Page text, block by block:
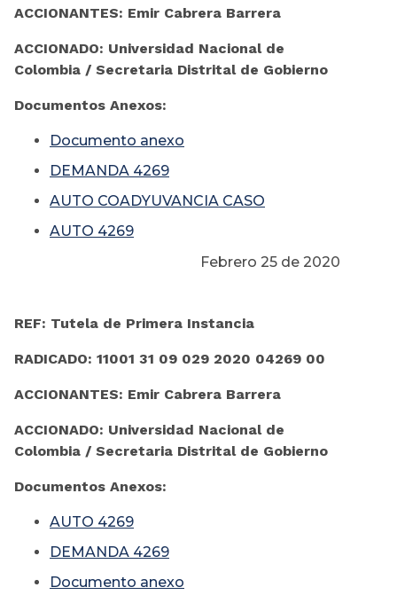
ACCIONANTES: Emir Cabrera Barrera
ACCIONADO: Universidad Nacional de
Colombia / Secretaria Distrital de Gobierno
Documentos Anexos:
Documento anexo
DEMANDA 4269
AUTO COADYUVANCIA CASO
AUTO 4269
Febrero 25 de 2020
REF: Tutela de Primera Instancia
RADICADO: 11001 31 09 029 2020 04269 00
ACCIONANTES: Emir Cabrera Barrera
ACCIONADO: Universidad Nacional de
Colombia / Secretaria Distrital de Gobierno
Documentos Anexos:
AUTO 4269
DEMANDA 4269
Documento anexo